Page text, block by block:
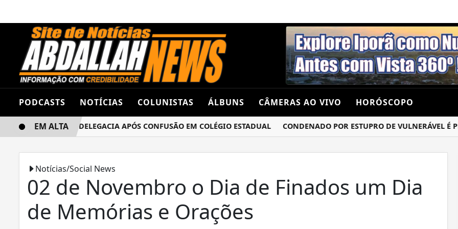
PODCASTS NOTÍCIAS COLUNISTAS ÁLBUNS CÂMERAS AO VIVO HORÓSCOPO
TERMINA NA DELEGACIA APÓS CONFUSÃO EM COLÉGIO ESTADUAL CONDENADO POR ESTUPRO DE VULNERÁVEL É
EM ALTA
Notícias/Social News
02 de Novembro o Dia de Finados um Dia
de Memórias e Orações